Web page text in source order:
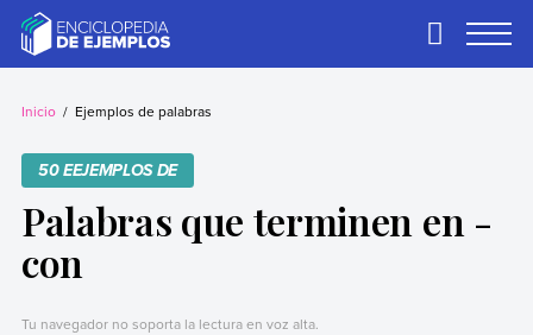
contentEjemplos
Necesitas ejemplos.
Primary
Inicio Ejemplos de palabras
50 EEJEMPLOS DE
Palabras que terminen en -
con
Tu navegador no soporta la lectura en voz alta.